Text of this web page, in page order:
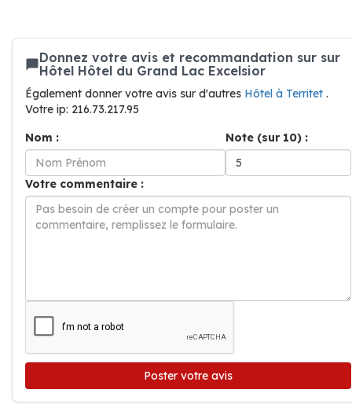
Donnez votre avis et recommandation sur sur
Hôtel Hôtel du Grand Lac Excelsior
Également donner votre avis sur d'autres Hôtel à Territet .
Votre ip: 216.73.217.95
Nom :
Note (sur 10) :
Votre commentaire :
Poster votre avis